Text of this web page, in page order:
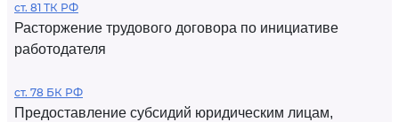
ст. 81 ТК РФ
Расторжение трудового договора по инициативе
работодателя
ст. 78 БК РФ
Предоставление субсидий юридическим лицам,